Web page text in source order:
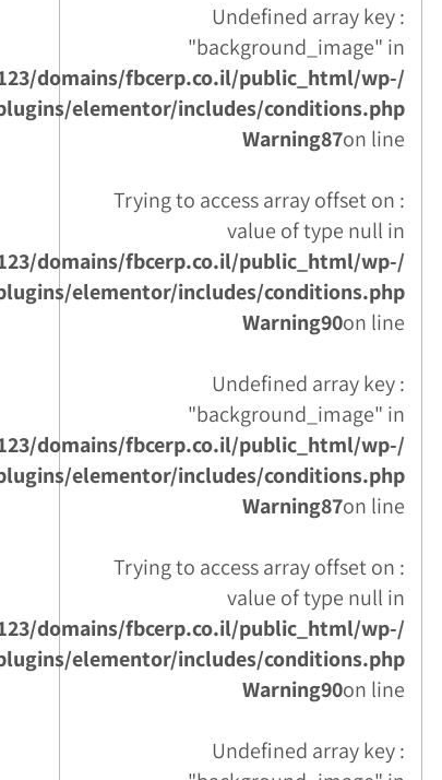
: Undefined array key
"background_image" in
domains/fbcerp.co.il/public_html/wp-
elementor/includes/conditions.php
on line
87
Warning
: Trying to access array offset on
value of type null in
domains/fbcerp.co.il/public_html/wp-
elementor/includes/conditions.php
on line
90
Warning
: Undefined array key
"background_image" in
domains/fbcerp.co.il/public_html/wp-
elementor/includes/conditions.php
on line
87
Warning
: Trying to access array offset on
value of type null in
domains/fbcerp.co.il/public_html/wp-
elementor/includes/conditions.php
on line
90
Warning
: Undefined array key